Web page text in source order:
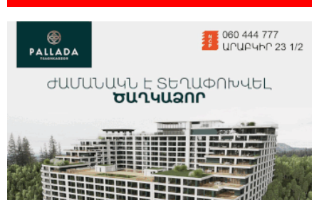
ЕАЭС со временем будет расширяться. Когда-
будет уже поздно
Если Израиль использует тему Геноцида
армян против Эрдогана, то что для него
значит сам Геноцид?
17:16:14 30-07-2026